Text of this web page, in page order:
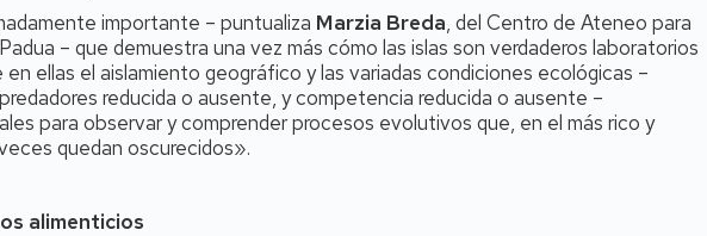
importante – puntualiza Marzia Breda, del Centro de Ateneo para
– que demuestra una vez más cómo las islas son verdaderos laboratorios
ellas el aislamiento geográfico y las variadas condiciones ecológicas –
reducida o ausente, y competencia reducida o ausente –
para observar y comprender procesos evolutivos que, en el más rico y
quedan oscurecidos».
alimenticios